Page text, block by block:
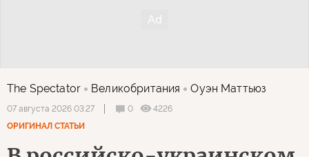
The Spectator Великобритания Оуэн Маттьюз
07 августа 2026 03:27 0
4226
ОРИГИНАЛ СТАТЬИ